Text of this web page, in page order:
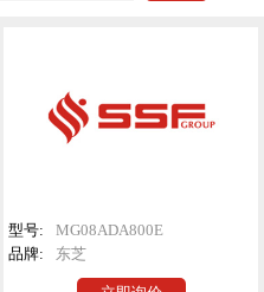
型号:
MG08ADA800E
品牌:
东芝